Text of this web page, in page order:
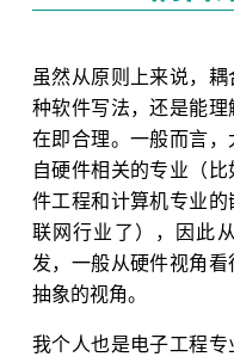
虽然从原则上来说，
种软件写法，还是能
在即合理。一般而言
自硬件相关的专业（
件工程和计算机专业
联网行业了），因此
发，一般从硬件视角
抽象的视角。
我个人也是电子工程